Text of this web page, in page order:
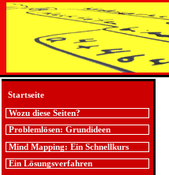
Startseite
Wozu diese Seiten?
Problemlösen: Grundideen
Mind Mapping: Ein Schnellkurs
Ein Lösungsverfahren